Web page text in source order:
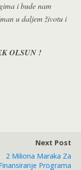
i bude nam
u daljem životu i
OLSUN !
Next Post
2 Miliona Maraka Za
Programa